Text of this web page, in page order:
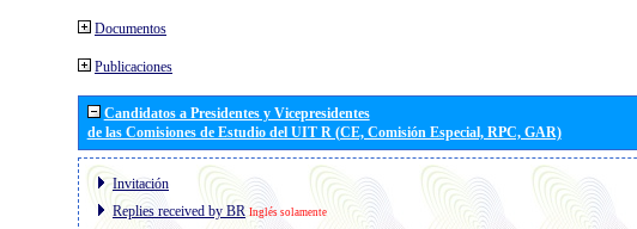
Documentos
Publicaciones
Candidatos a Presidentes y Vicepresidentes
de las Comisiones de Estudio del UIT R (CE, Comisión Especial, RPC, GAR)
Invitación
Replies received by BR Inglés solamente